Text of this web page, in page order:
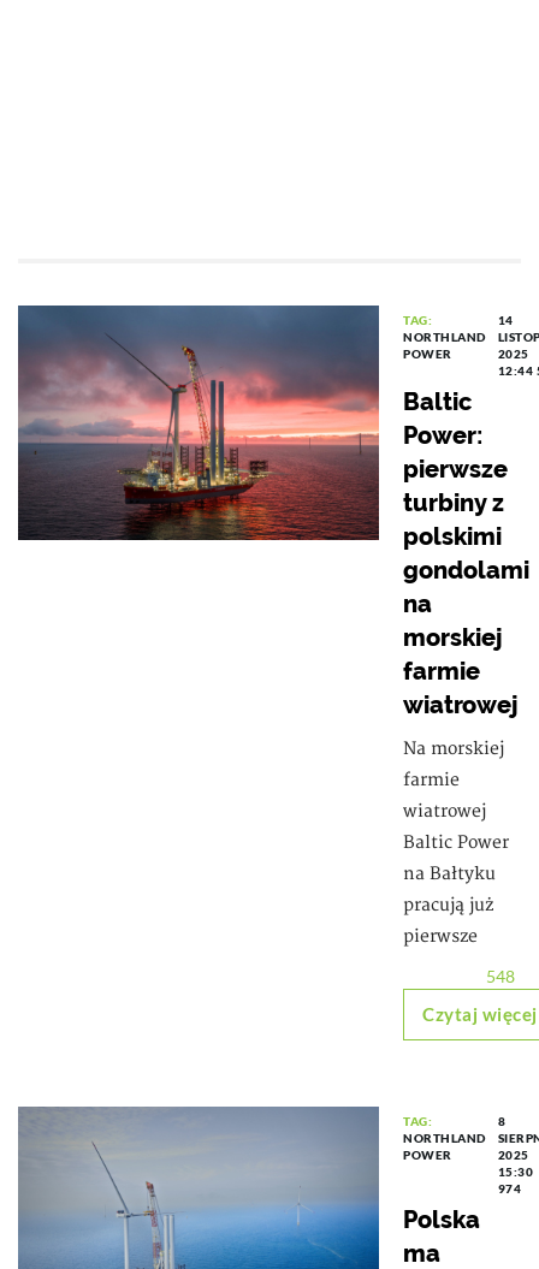
TAG:
NORTHLAND
POWER
14
2025
12:44
Baltic
Power:
pierwsze
turbiny z
polskimi
gondolami
na
morskiej
farmie
wiatrowej
Na morskiej
farmie
wiatrowej
Baltic Power
na Bałtyku
pracują już
pierwsze
548
Czytaj więcej
TAG:
NORTHLAND
POWER
8
2025
15:30
974
Polska
ma